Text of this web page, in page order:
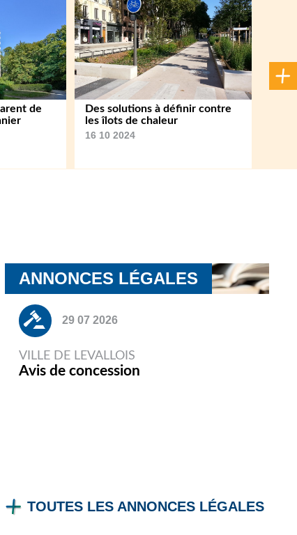
de
Des solutions à définir contre
les îlots de chaleur
16 10 2024
ANNONCES LÉGALES
29 07 2026
VILLE DE LEVALLOIS
Avis de concession
TOUTES LES ANNONCES LÉGALES